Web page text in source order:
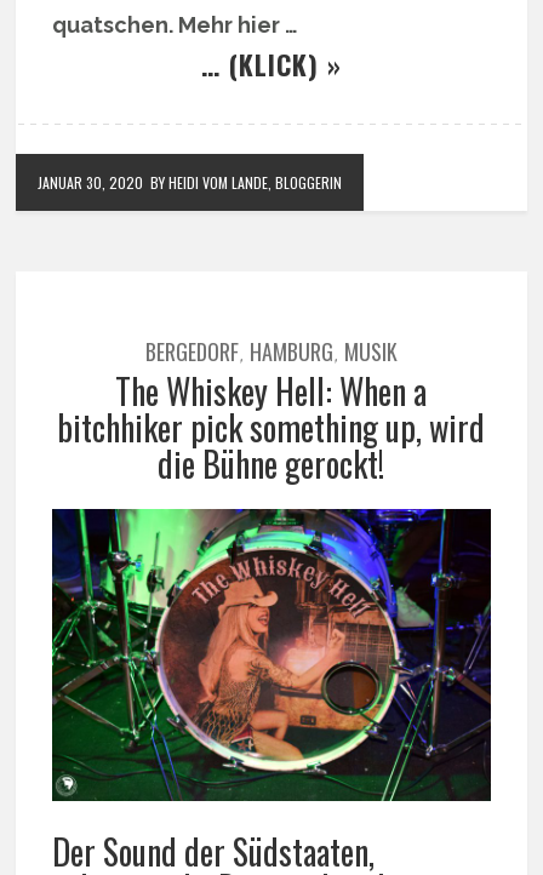
quatschen. Mehr hier …
… (KLICK) »
JANUAR 30, 2020 BY HEIDI VOM LANDE, BLOGGERIN
BERGEDORF, HAMBURG, MUSIK
The Whiskey Hell: When a
bitchhiker pick something up, wird
die Bühne gerockt!
Der Sound der Südstaaten,